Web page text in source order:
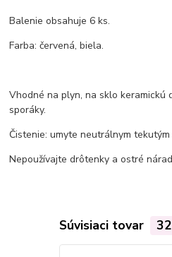
Balenie obsahuje 6 ks.
Farba: červená, biela.
Vhodné na plyn, na sklo keramickú
sporáky.
Čistenie: umyte neutrálnym
Nepoužívajte drôtenky a ostré
Súvisiaci tovar 32